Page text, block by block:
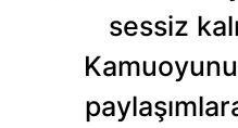
sessiz